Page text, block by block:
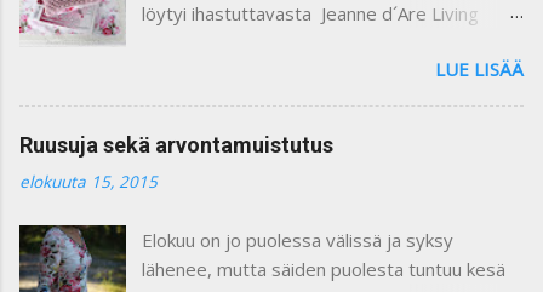
löytyi ihastuttavasta Jeanne d´Are Living
lehtien sisustusjutut ovat todella ihastuttavia
ja niin kauniita. Lehdistä löytyy niin paljon
kaikkea mitä voi itse tehdä ja mielikuvitusta
käyttäen keksiä oman kodin kaunistukseksi.
Paljon on tullutkin ostettua näitä lehtiä :) Yllä
virkkaamiseen. Vuoritin pussin kauniilla
ruusukankaalla. Kiinnitin vetoketjun käsin
LUE LISÄÄ
Ruusuja sekä arvontamuistutus
elokuuta 15, 2015
Elokuu on jo puolessa välissä ja syksy
lähenee, mutta säiden puolesta tuntuu kesä